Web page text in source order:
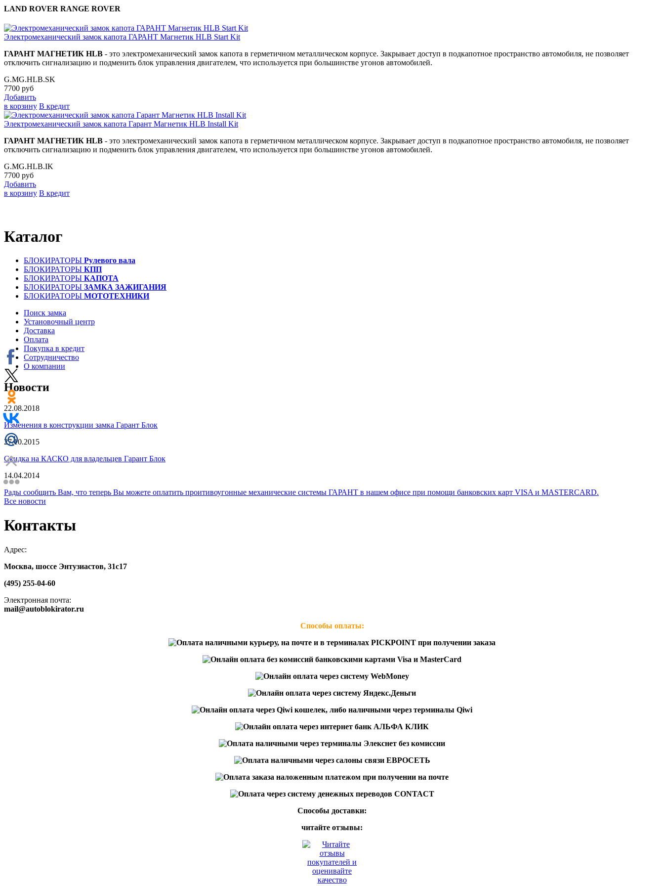
LAND ROVER RANGE ROVER
Электромеханический замок капота ГАРАНТ Магнетик HLB Start Kit
ГАРАНТ МАГНЕТИК HLB - это электромеханический замок капота в герметичном металлическом корпусе. Закрывает доступ в подкапотное пространство автомобиля, не позволяет
отключить сигнализацию и подменить блок управления двигателем, что используется при большинстве угонов автомобилей.
G.MG.HLB.SK
7700 руб
Добавить
в корзину В кредит
Электромеханический замок капота Гарант Магнетик HLB Install Kit
ГАРАНТ МАГНЕТИК HLB - это электромеханический замок капота в герметичном металлическом корпусе. Закрывает доступ в подкапотное пространство автомобиля, не позволяет
отключить сигнализацию и подменить блок управления двигателем, что используется при большинстве угонов автомобилей.
G.MG.HLB.IK
7700 руб
Добавить
в корзину В кредит
Каталог
БЛОКИРАТОРЫ Рулевого вала
БЛОКИРАТОРЫ КПП
БЛОКИРАТОРЫ КАПОТА
БЛОКИРАТОРЫ ЗАМКА ЗАЖИГАНИЯ
БЛОКИРАТОРЫ МОТОТЕХНИКИ
Поиск замка
Установочный центр
Доставка
Оплата
Покупка в кредит
Сотрудничество
О компании
Новости
22.08.2018
Изменения в конструкции замка Гарант Блок
27.10.2015
Скидка на КАСКО для владельцев Гарант Блок
14.04.2014
Рады сообщить Вам, что теперь Вы можете оплатить проитивоугонные механические системы ГАРАНТ в нашем офисе при помощи банковских карт VISA и MASTERCARD.
Все новости
Контакты
Адрес:
Москва, шоссе Энтузиастов, 31с17
(495) 255-04-60
Электронная почта:
mail@autoblokirator.ru
Способы оплаты:
Способы доставки:
читайте отзывы: